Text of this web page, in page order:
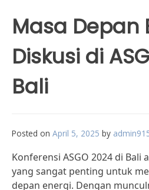
Masa Depan
Diskusi di
Bali
Posted on April 5, 2025 by
Konferensi ASGO 2024 di Bali
yang sangat penting untuk
depan energi. Dengan